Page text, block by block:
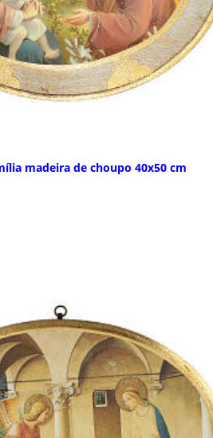
madeira de choupo 40x50 cm